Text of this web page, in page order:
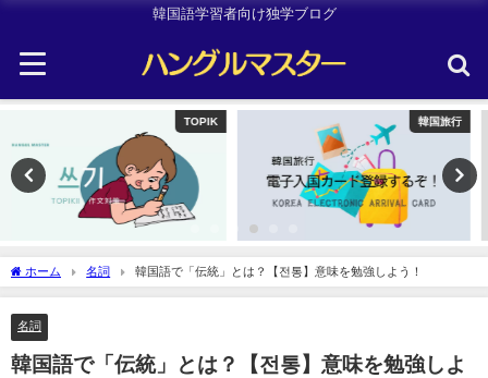
韓国語学習者向け独学ブログ
韓国旅行 Other
ホーム 名詞 韓国語で「伝統」とは？【전통】意味を勉強しよう！
名詞
韓国語で「伝統」とは？【전통】意味を勉強しよ